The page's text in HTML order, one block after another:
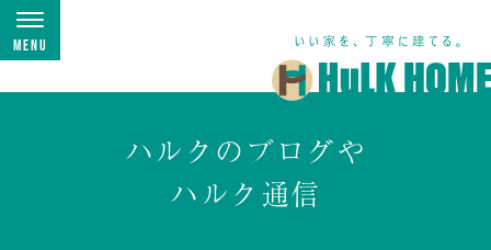
Menu
ハルクのブログや
ハルク通信